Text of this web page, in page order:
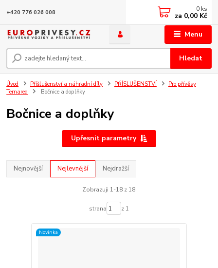
Menu
Hledat
+420 776 026 008 0 ks
za 0,00 Kč
Úvod Příšlušenství a náhradní díly PŘÍSLUŠENSTVÍ
Pro přívěsy
Temared
Bočnice a doplňky
Bočnice a doplňky
Upřesnit parametry
Nejnovější Nejlevnější Nejdražší
Zobrazuji 1-18 z 18
strana z 1
Novinka